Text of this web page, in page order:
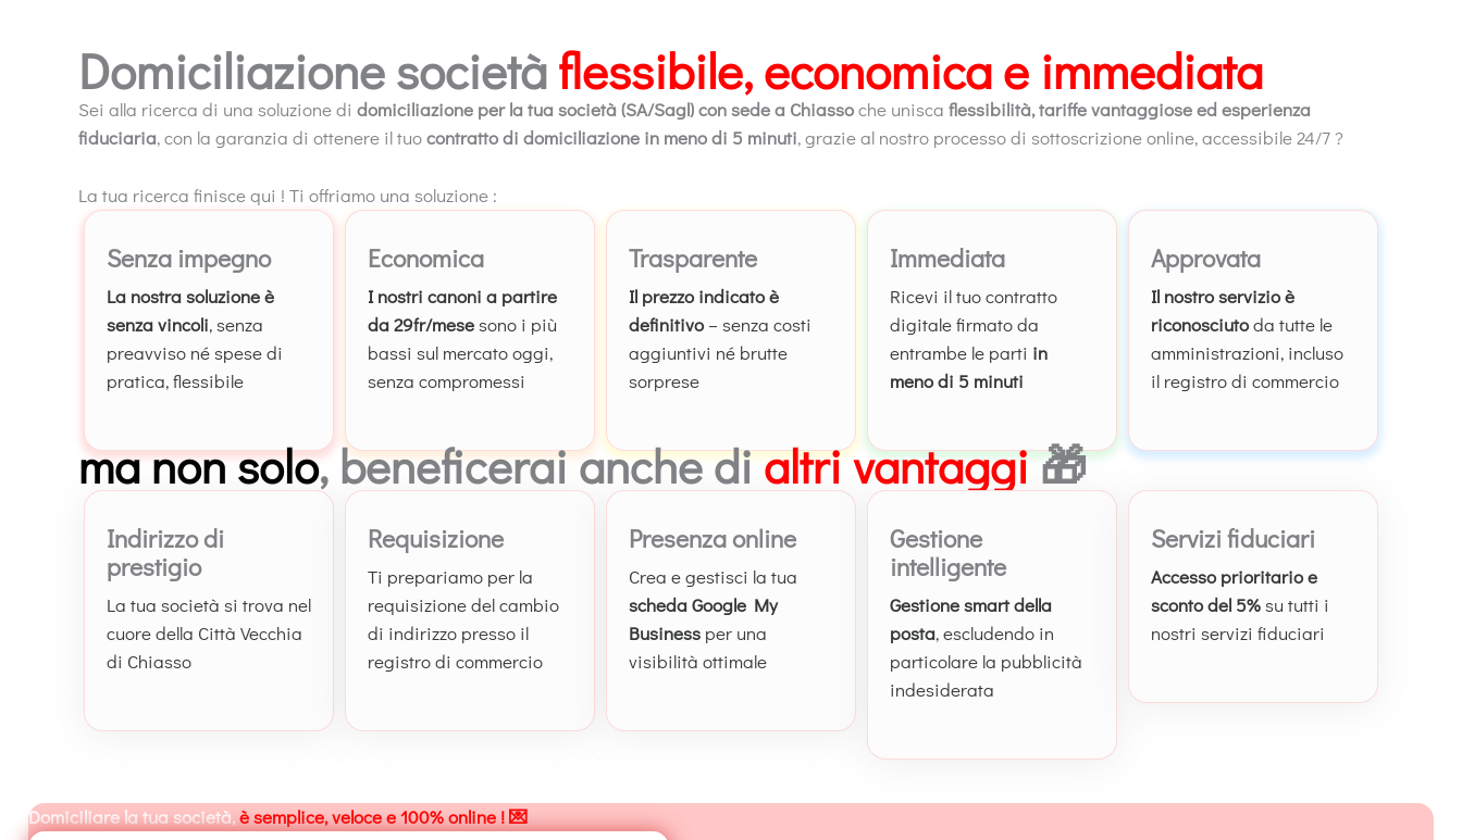
Domiciliazione societàflessibile, economica e immediata
Sei alla ricerca di una soluzione di domiciliazione per la tua società (SA/Sagl) con sede a Chiassoche unisca flessibilità, tariffe vantaggiose ed esperienza
fiduciaria, con la garanzia di ottenere il tuocontratto di domiciliazione in meno di 5 minuti, grazie al nostro processo di sottoscrizione online, accessibile 24/7 ?
La tua ricerca finisce qui ! Ti offriamo una soluzione :
Senza impegno
La nostra soluzione è
senza vincoli, senza
preavviso né spese di
pratica, flessibile
Economica
I nostri canoni a partire
da 29fr/mesesono i più
bassi sul mercato oggi,
senza compromessi
Trasparente
Il prezzo indicato è
definitivo– senza costi
aggiuntivi né brutte
sorprese
Immediata
Ricevi il tuo contratto
digitale firmato da
entrambe le parti in
meno di 5 minuti
Approvata
Il nostro servizio è
riconosciutoda tutte le
amministrazioni, incluso
il registro di commercio
ma non solo, beneficerai anche dialtri vantaggi🎁
Indirizzo di
prestigio
La tua società si trova nel
cuore della Città Vecchia
di Chiasso
Requisizione
Ti prepariamo per la
requisizione del cambio
di indirizzo presso il
registro di commercio
Presenza online
Crea e gestisci la tua
scheda Google My
Business per una
visibilità ottimale
Gestione
intelligente
Gestione smart della
posta, escludendo in
particolare la pubblicità
indesiderata
Servizi fiduciari
Accesso prioritario e
sconto del 5%su tutti i
nostri servizi fiduciari
Domiciliare la tua società,è semplice, veloce e 100% online ! 💌